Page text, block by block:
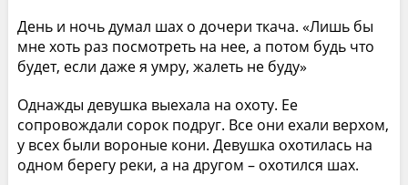
День и ночь думал шах о дочери ткача. «Лишь бы
мне хоть раз посмотреть на нее, а потом будь что
будет, если даже я умру, жалеть не буду»
Однажды девушка выехала на охоту. Ее
сопровождали сорок подруг. Все они ехали верхом,
у всех были вороные кони. Девушка охотилась на
одном берегу реки, а на другом – охотился шах.